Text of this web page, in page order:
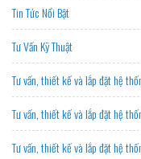
Tin Tức Nổi Bật
Tư Vấn Kỹ Thuật
Tư vấn, thiết kế và lắp đặt hệ
Tư vấn, thiết kế và lắp đặt hệ
Tư vấn, thiết kế và lắp đặt hệ